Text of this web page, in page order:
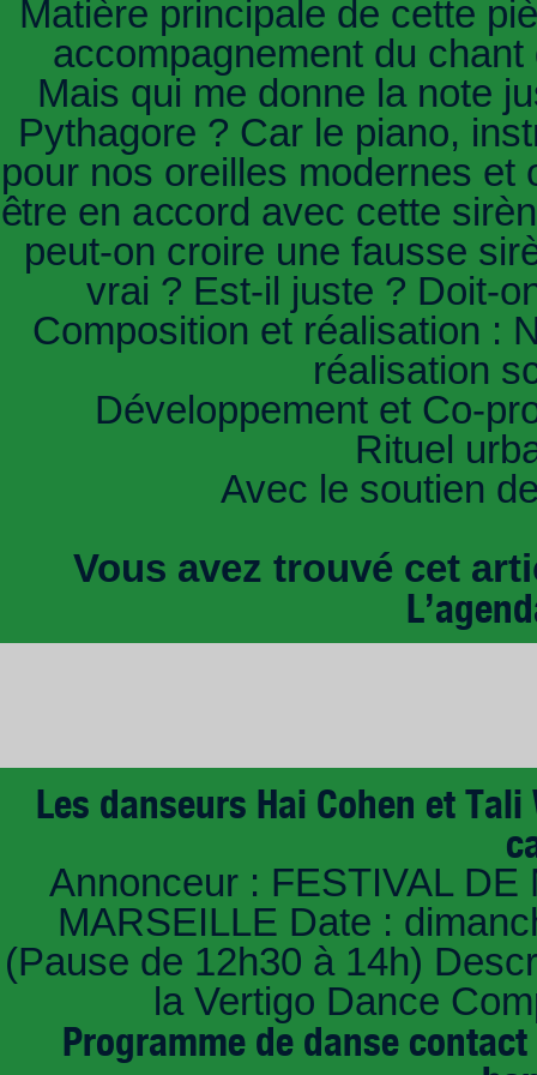
Matière principale de cette
accompagnement du
Mais qui me donne la note
Pythagore ? Car le piano,
pour nos oreilles modernes et
être en accord avec cette
peut-on croire une fausse
vrai ? Est-il juste ? Doit-
Composition et réalisation :
réalisation
Développement et Co-
Rituel
Avec le soutien
Vous avez trouvé cet
Les danseurs Hai Cohen et
Annonceur : FESTIVAL
MARSEILLE Date :
(Pause de 12h30 à 14h)
la Vertigo Dance
Programme de danse